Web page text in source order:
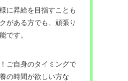
に昇給を目指すことも
がある方でも、頑張り
です。
ご自身のタイミングで
の時間が欲しい方な